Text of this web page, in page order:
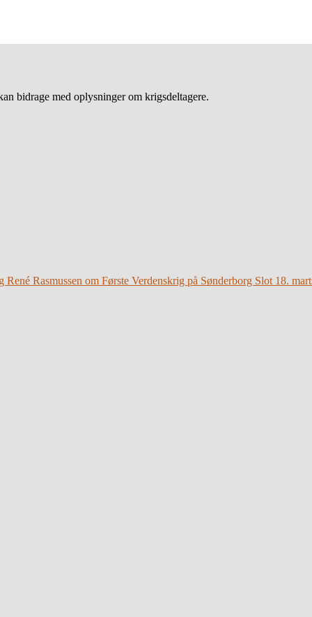
bidrage med oplysninger om krigsdeltagere.
Rasmussen om Første Verdenskrig på Sønderborg Slot 18.